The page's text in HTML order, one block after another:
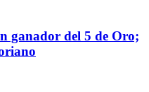
ganador del 5 de Oro;